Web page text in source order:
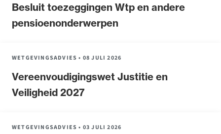
Besluit toezeggingen Wtp en andere
pensioenonderwerpen
Vereenvoudigingswet Justitie en
Veiligheid 2027
WETGEVINGSADVIES• 08 JULI 2026
WETGEVINGSADVIES• 03 JULI 2026
Ondersteuning voor advocaten bij hun
beroepsuitoefening: van de advocatenpas tot